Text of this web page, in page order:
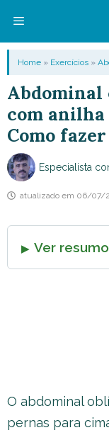
conteúdo
Menu
Home » Exercícios »
Abdominal
com anilha
Como
Especialista
atualizado em 06/07/
Ver resumo
O abdominal
pernas para